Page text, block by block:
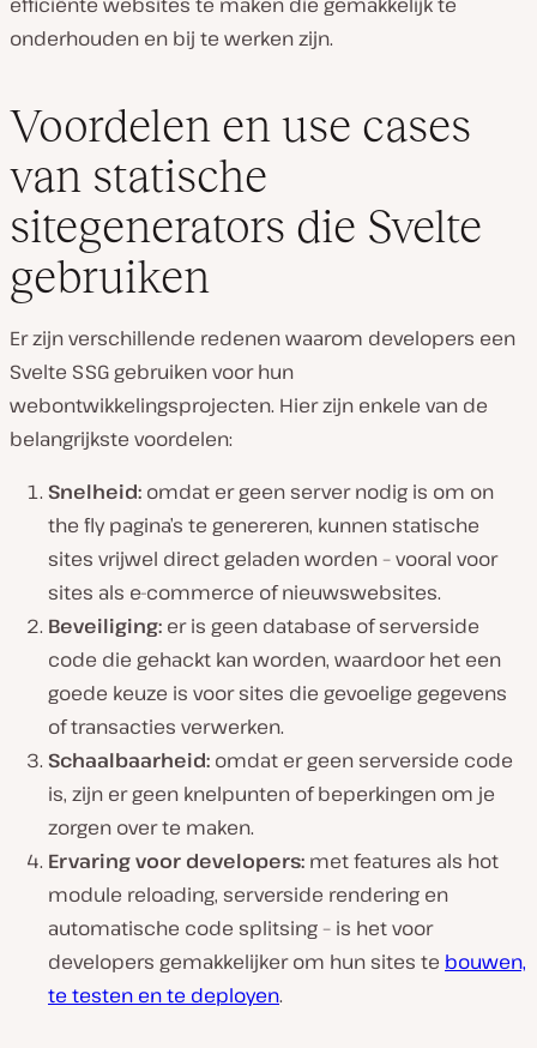
onderhouden en bij te werken zijn.
Voordelen en use cases
van statische
sitegenerators die Svelte
gebruiken
Er zijn verschillende redenen waarom developers een
Svelte SSG gebruiken voor hun
webontwikkelingsprojecten. Hier zijn enkele van de
belangrijkste voordelen:
Snelheid: omdat er geen server nodig is om on
the fly pagina’s te genereren, kunnen statische
sites vrijwel direct geladen worden – vooral voor
sites als e-commerce of nieuwswebsites.
Beveiliging: er is geen database of serverside
code die gehackt kan worden, waardoor het een
goede keuze is voor sites die gevoelige gegevens
of transacties verwerken.
Schaalbaarheid: omdat er geen serverside code
is, zijn er geen knelpunten of beperkingen om je
zorgen over te maken.
Ervaring voor developers: met features als hot
module reloading, serverside rendering en
automatische code splitsing – is het voor
developers gemakkelijker om hun sites te bouwen,
te testen en te deployen.